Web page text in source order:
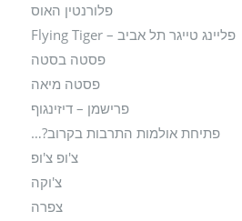
פלורנטין האוס
פליינג טייגר תל אביב – Flying Tiger
פסטה בסטה
פסטה מיאה
פרישמן – דיזינגוף
פתיחת אולמות התרבות בקרוב?…
צ'ופ צ'ופ
צ'וקה
צפרה